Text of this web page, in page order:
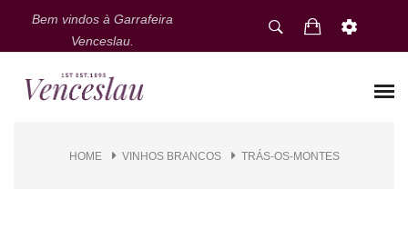
Bem vindos à Garrafeira
Venceslau.
HOME VINHOS BRANCOS TRÁS-OS-MONTES